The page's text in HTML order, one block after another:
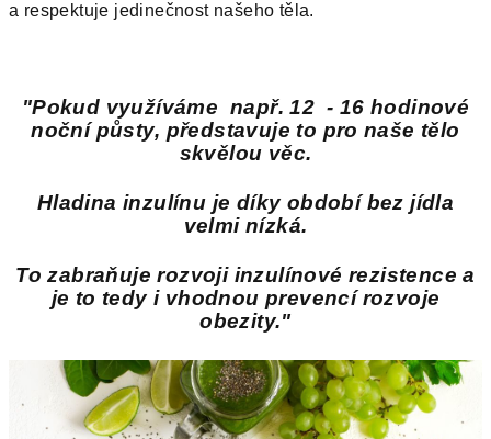
a respektuje jedinečnost našeho těla.
"Pokud využíváme např. 12 - 16 hodinové
noční půsty, představuje to pro naše tělo
skvělou věc.
Hladina inzulínu je díky období bez jídla
velmi nízká.
To zabraňuje rozvoji inzulínové rezistence a
je to tedy i vhodnou prevencí rozvoje
obezity."